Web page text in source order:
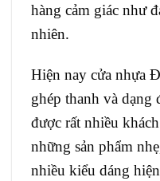
hàng cảm giác như
nhiên.
Hiện nay cửa nhựa
ghép thanh và dạng
được rất nhiều
những sản phẩm
nhiều kiểu dáng